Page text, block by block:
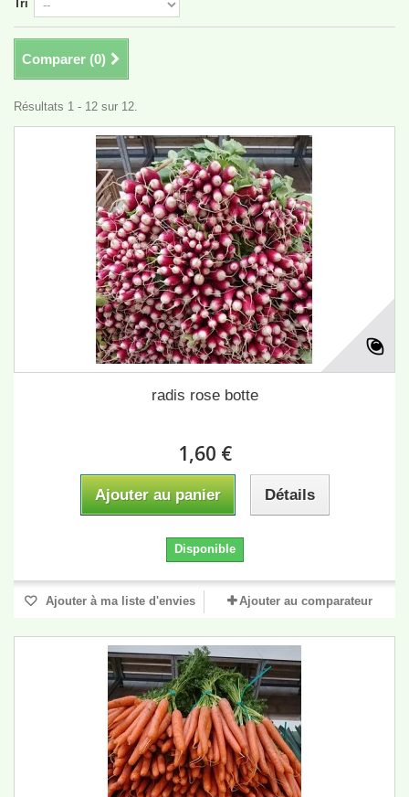
Tri
Comparer (0)
Résultats 1 - 12 sur 12.
radis rose botte
1,60 €
Ajouter au panier Détails
Disponible
Ajouter à ma liste d'envies Ajouter au comparateur